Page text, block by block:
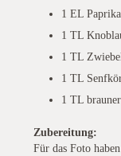
1 EL
1 TL
1 TL
1 TL
1 TL
Zubereitung:
Für das Foto